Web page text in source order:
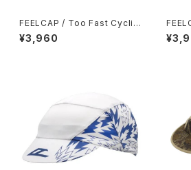
FEELCAP / Too Fast Cyclin
g Cap / Blue Green
¥3,960
g